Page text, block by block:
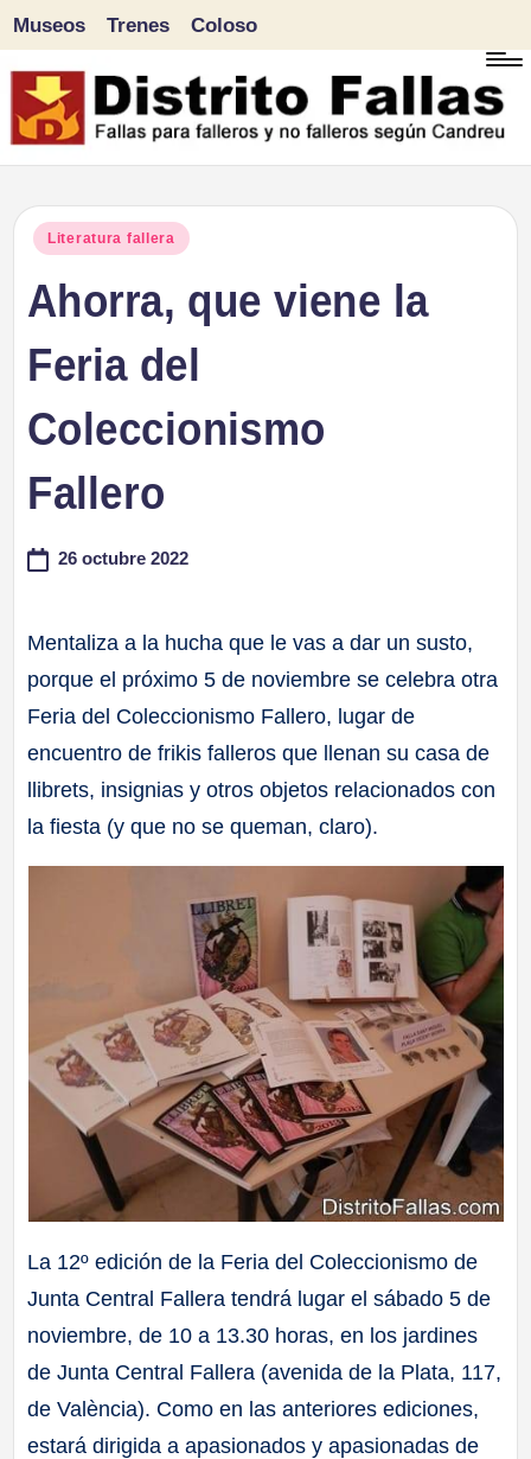
Saltar
al
Museos Trenes Coloso
Publicado
Literatura fallera
Ahorra, que viene la
Feria del
Coleccionismo
Fallero
26 octubre 2022
Mentaliza a la hucha que le vas a dar un susto,
porque el próximo 5 de noviembre se celebra otra
Feria del Coleccionismo Fallero, lugar de
encuentro de frikis falleros que llenan su casa de
llibrets, insignias y otros objetos relacionados con
la fiesta (y que no se queman, claro).
La 12º edición de la Feria del Coleccionismo de
Junta Central Fallera tendrá lugar el sábado 5 de
noviembre, de 10 a 13.30 horas, en los jardines
de Junta Central Fallera (avenida de la Plata, 117,
de València). Como en las anteriores ediciones,
estará dirigida a apasionados y apasionadas de